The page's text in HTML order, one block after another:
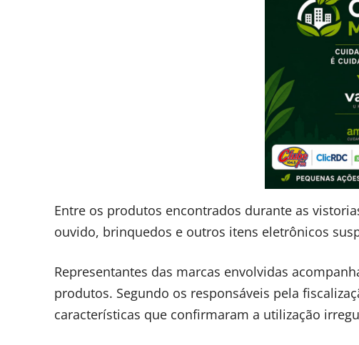
Entre os produtos encontrados durante as
ouvido, brinquedos e outros itens eletrônicos
Representantes das marcas envolvidas
produtos. Segundo os responsáveis pela
características que confirmaram a utilização